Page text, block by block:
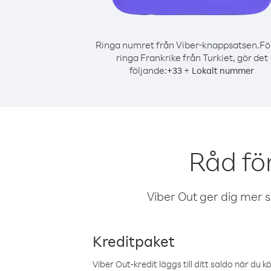
Ringa numret från Viber-knappsatsen.
ringa Frankrike från Turkiet, gör det
följande:+33 + Lokalt nummer
Råd
Viber Out ger dig mer
Kreditpaket
Viber Out-kredit läggs till ditt saldo när du